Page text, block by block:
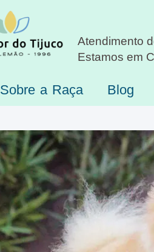
Atendimento
Estamos em
Sobre a Raça Blog